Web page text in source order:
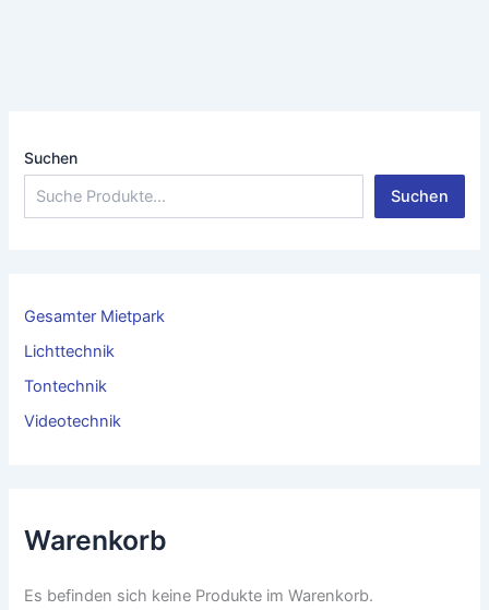
Suchen
Suchen
Gesamter Mietpark
Lichttechnik
Tontechnik
Videotechnik
Warenkorb
Es befinden sich keine Produkte im Warenkorb.